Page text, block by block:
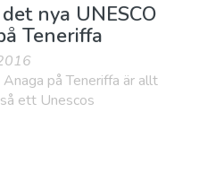
nya UNESCO
Teneriffa
på Teneriffa är allt
ett Unescos